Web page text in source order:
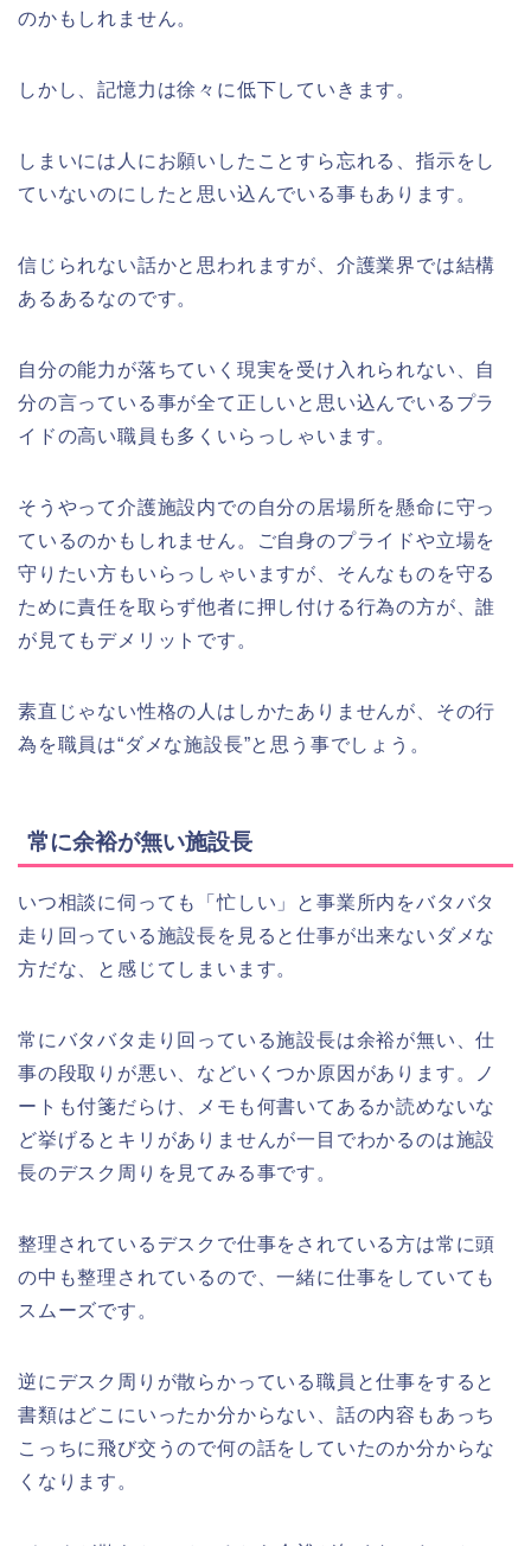
のかもしれません。
しかし、記憶力は徐々に低下していきます。
しまいには人にお願いしたことすら忘れる、指示をし
ていないのにしたと思い込んでいる事もあります。
信じられない話かと思われますが、介護業界では結構
あるあるなのです。
自分の能力が落ちていく現実を受け入れられない、自
分の言っている事が全て正しいと思い込んでいるプラ
イドの高い職員も多くいらっしゃいます。
そうやって介護施設内での自分の居場所を懸命に守っ
ているのかもしれません。ご自身のプライドや立場を
守りたい方もいらっしゃいますが、そんなものを守る
ために責任を取らず他者に押し付ける行為の方が、誰
が見てもデメリットです。
素直じゃない性格の人はしかたありませんが、その行
為を職員は“ダメな施設長”と思う事でしょう。
常に余裕が無い施設長
いつ相談に伺っても「忙しい」と事業所内をバタバタ
走り回っている施設長を見ると仕事が出来ないダメな
方だな、と感じてしまいます。
常にバタバタ走り回っている施設長は余裕が無い、仕
事の段取りが悪い、などいくつか原因があります。ノ
ートも付箋だらけ、メモも何書いてあるか読めないな
ど挙げるとキリがありませんが一目でわかるのは施設
長のデスク周りを見てみる事です。
整理されているデスクで仕事をされている方は常に頭
の中も整理されているので、一緒に仕事をしていても
スムーズです。
逆にデスク周りが散らかっている職員と仕事をすると
書類はどこにいったか分からない、話の内容もあっち
こっちに飛び交うので何の話をしていたのか分からな
くなります。